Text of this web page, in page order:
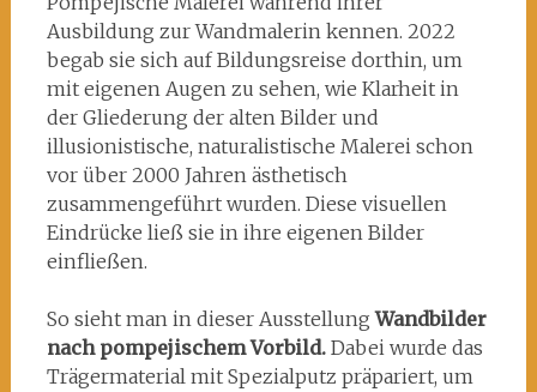
Ausbildung zur Wandmalerin kennen. 2022
begab sie sich auf Bildungsreise dorthin, um
mit eigenen Augen zu sehen, wie Klarheit in
der Gliederung der alten Bilder und
illusionistische, naturalistische Malerei schon
vor über 2000 Jahren ästhetisch
zusammengeführt wurden. Diese visuellen
Eindrücke ließ sie in ihre eigenen Bilder
einfließen.
So sieht man in dieser AusstellungWandbilder
nach pompejischem Vorbild.Dabei wurde das
Trägermaterial mit Spezialputz präpariert, um